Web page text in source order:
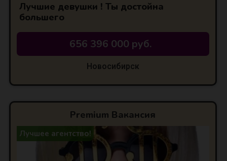
Лучшие девушки ! Ты достойна
большего
656 396 000 руб.
Новосибирск
Premium Вакансия
Лучшее агентство!